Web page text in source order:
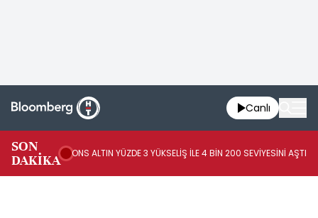
Canlı
SON
DAKİKA
ONS ALTIN YÜZDE 3 YÜKSELİŞ İLE 4 BİN 200 SEVİYESİNİ AŞTI